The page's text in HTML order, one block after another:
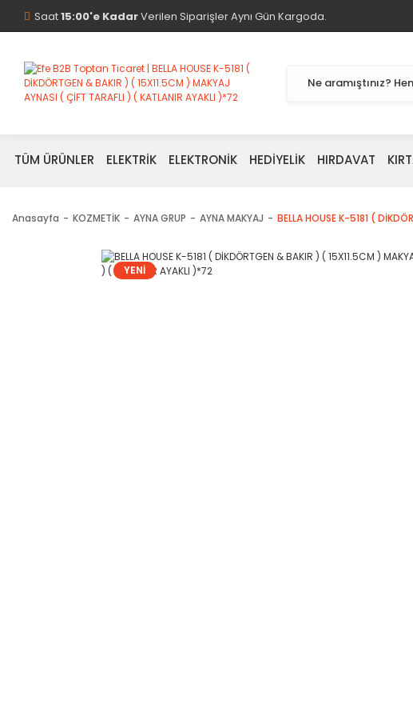
Saat15:00'e KadarVerilen Siparişler Aynı Gün Kargoda.
TÜM ÜRÜNLER ELEKTRİK ELEKTRONİK HEDİYELİK HIRDAVAT
Anasayfa KOZMETİK AYNA GRUP AYNA MAKYAJ BELLA HOUSE K-5181 (
YENİ